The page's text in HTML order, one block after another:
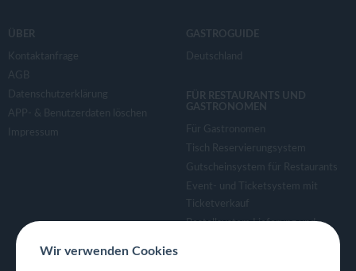
ÜBER
Kontaktanfrage
AGB
Datenschutzerklärung
APP- & Benutzerdaten löschen
Impressum
GASTROGUIDE
Deutschland
FÜR RESTAURANTS UND
GASTRONOMEN
Für Gastronomen
Tisch Reservierungsystem
Gutscheinsystem für Restaurants
Event- und Ticketsystem mit
Ticketverkauf
Bestellsystem Lieferung und
Wir verwenden Cookies